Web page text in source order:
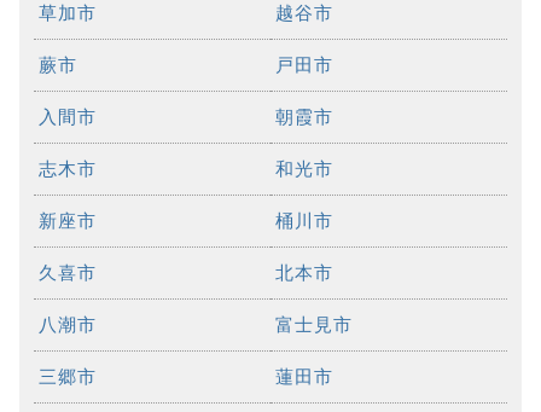
草加市 越谷市
蕨市 戸田市
入間市 朝霞市
志木市 和光市
新座市 桶川市
久喜市 北本市
八潮市 富士見市
三郷市 蓮田市